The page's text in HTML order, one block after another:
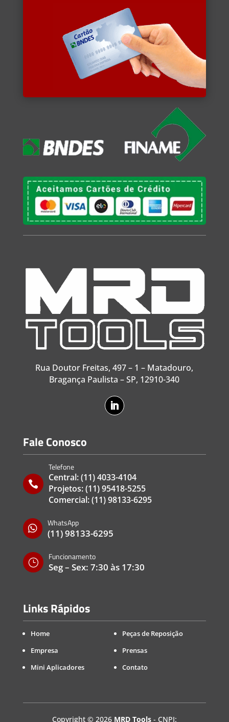
Rua Doutor Freitas, 497 – 1 – Matadouro,
Bragança Paulista – SP, 12910-340
Fale Conosco

Telefone
Central:(11) 4033-4104
Projetos:(11) 95418-5255
Comercial:(11) 98133-6295

WhatsApp
(11) 98133-6295
}
Funcionamento
Seg – Sex: 7:30 às 17:30
Links Rápidos
Home
Empresa
Mini Aplicadores
Peças de Reposição
Prensas
Contato
Copyright © 2026 MRD Tools- CNPJ: